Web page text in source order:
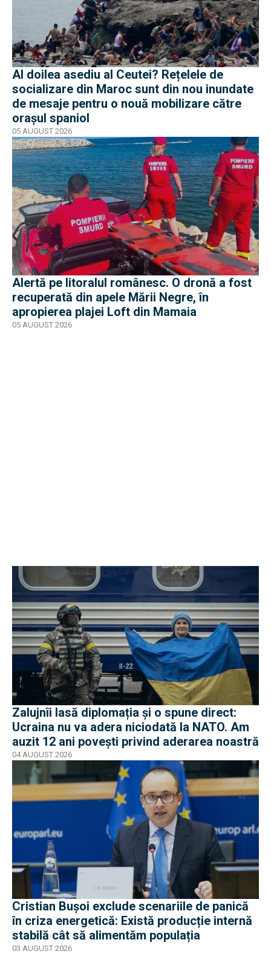
Al doilea asediu al Ceutei? Rețelele de
socializare din Maroc sunt din nou inundate
de mesaje pentru o nouă mobilizare către
orașul spaniol
05 AUGUST 2026
Alertă pe litoralul românesc. O dronă a fost
recuperată din apele Mării Negre, în
apropierea plajei Loft din Mamaia
05 AUGUST 2026
Zalujnîi lasă diplomația și o spune direct:
Ucraina nu va adera niciodată la NATO. Am
auzit 12 ani povești privind aderarea noastră
04 AUGUST 2026
Cristian Bușoi exclude scenariile de panică
în criza energetică: Există producție internă
stabilă cât să alimentăm populația
03 AUGUST 2026